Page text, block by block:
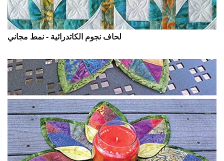
لحاف نجوم الكاتدرائية - نمط مجاني